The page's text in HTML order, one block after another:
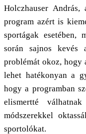
Holczhauser
program azért is
sportágak esetében,
során sajnos kevés
problémát okoz, hogy
lehet hatékonyan a
hogy a programban
elismertté
módszerekkel
sportolókat.